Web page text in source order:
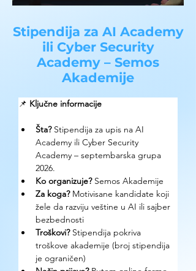
Stipendija za AI Academy
ili Cyber Security
Academy – Semos
Akademije
📌 Ključne informacije
Šta? Stipendija za upis na AI
Academy ili Cyber Security
Academy – septembarska grupa
2026.
Ko organizuje? Semos Akademije
Za koga? Motivisane kandidate koji
žele da razviju veštine u AI ili sajber
bezbednosti
Troškovi? Stipendija pokriva
troškove akademije (broj stipendija
je ograničen)